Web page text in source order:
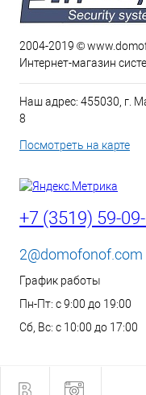
2004-2019 ©
Интернет-магазин
Наш адрес: 455030, г.
8
Посмотреть на карте
+7 (3519) 59-
2@domofonof.com
График работы
Пн-Пт: с 9:00 до 19:00
Сб, Вс: с 10:00 до 17:00